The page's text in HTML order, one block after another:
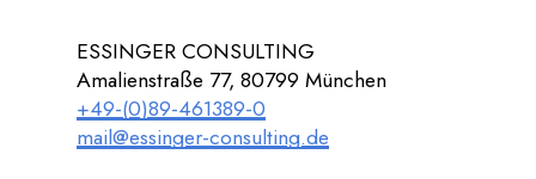
ESSINGER CONSULTING
Amalienstraße 77, 80799 München
+49-(0)89-461389-0
mail@essinger-consulting.de